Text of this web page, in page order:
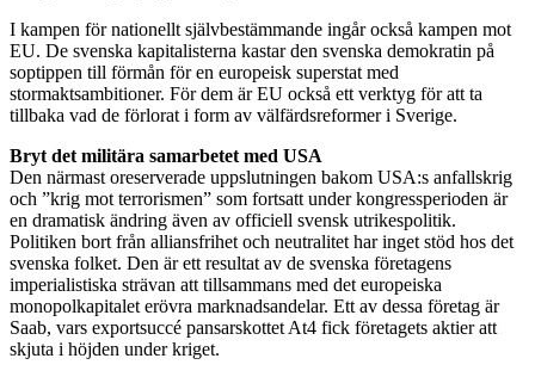
I kampen för nationellt självbestämmande ingår också kampen mot
EU. De svenska kapitalisterna kastar den svenska demokratin på
soptippen till förmån för en europeisk superstat med
stormaktsambitioner. För dem är EU också ett verktyg för att ta
tillbaka vad de förlorat i form av välfärdsreformer i Sverige.
Bryt det militära samarbetet med USA
Den närmast oreserverade uppslutningen bakom USA:s anfallskrig
och ”krig mot terrorismen” som fortsatt under kongressperioden är
en dramatisk ändring även av officiell svensk utrikespolitik.
Politiken bort från alliansfrihet och neutralitet har inget stöd hos det
svenska folket. Den är ett resultat av de svenska företagens
imperialistiska strävan att tillsammans med det europeiska
monopolkapitalet erövra marknadsandelar. Ett av dessa företag är
Saab, vars exportsuccé pansarskottet At4 fick företagets aktier att
skjuta i höjden under kriget.